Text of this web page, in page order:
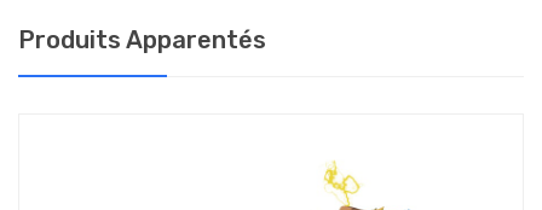
nicotine : c’est ce taux qui vous permettra de satisfaire votre
Produits Apparentés